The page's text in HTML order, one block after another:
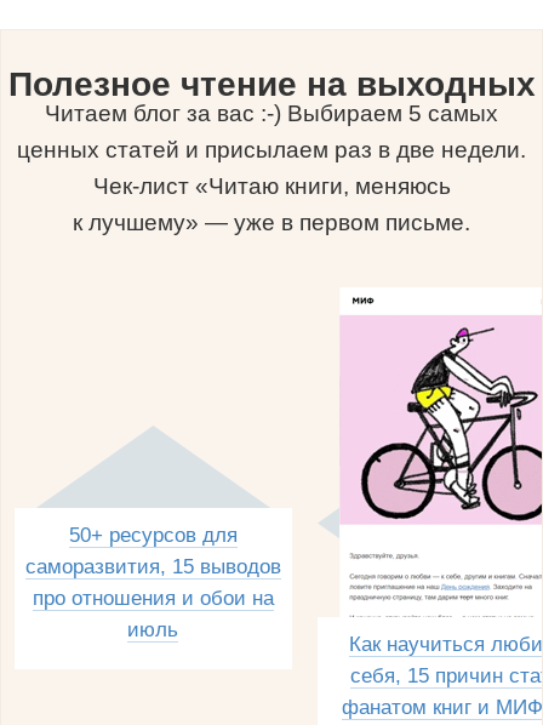
Полезное чтение на выходных
Читаем блог за вас :-) Выбираем 5 самых
ценных статей и присылаем раз в две недели.
Чек-лист «Читаю книги, меняюсь
к лучшему» — уже в первом письме.
50+ ресурсов для
саморазвития, 15 выводов
про отношения и обои на
июль
Как научиться
себя, 15 причин
фанатом книг и